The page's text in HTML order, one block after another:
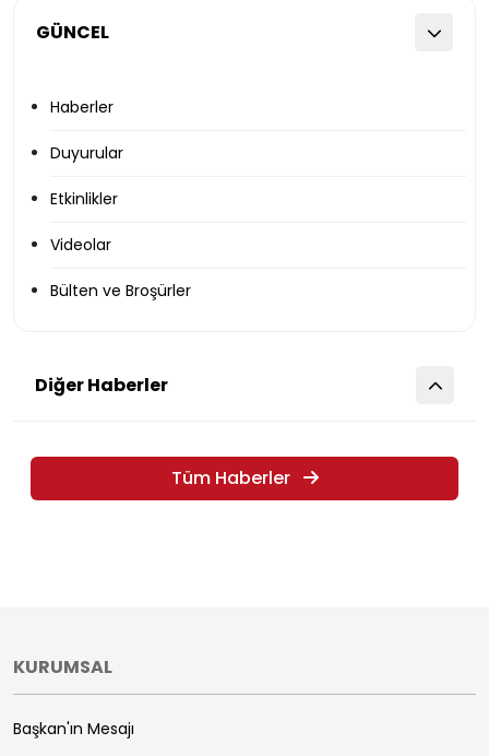
GÜNCEL
Haberler
Duyurular
Etkinlikler
Videolar
Bülten ve Broşürler
Diğer Haberler
Tüm Haberler
KURUMSAL
Başkan'ın Mesajı